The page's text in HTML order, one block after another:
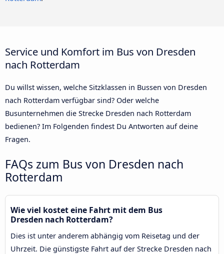
Service und Komfort im Bus von Dresden
nach Rotterdam
Du willst wissen, welche Sitzklassen in Bussen von Dresden
nach Rotterdam verfügbar sind? Oder welche
Busunternehmen die Strecke Dresden nach Rotterdam
bedienen? Im Folgenden findest Du Antworten auf deine
Fragen.
FAQs zum Bus von Dresden nach
Rotterdam
Wie viel kostet eine Fahrt mit dem Bus
Dresden nach Rotterdam?
Dies ist unter anderem abhängig vom Reisetag und der
Uhrzeit. Die günstigste Fahrt auf der Strecke Dresden nach